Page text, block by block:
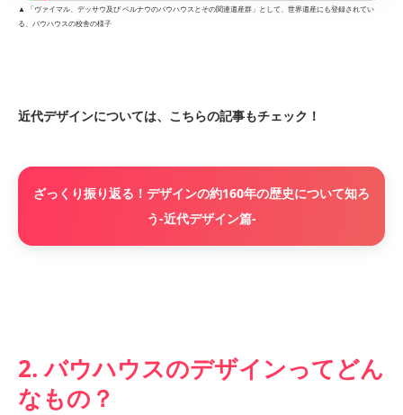
▲ 「ヴァイマル、デッサウ及び ベルナウのバウハウスとその関連遺産群」として、世界遺産にも登録されてい
る、バウハウスの校舎の様子
近代デザインについては、こちらの記事もチェック！
ざっくり振り返る！デザインの約160年の歴史について知ろ
う-近代デザイン篇-
2. バウハウスのデザインってどん
なもの？